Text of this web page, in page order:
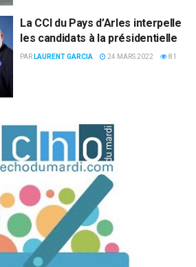
La CCI du Pays d’Arles interpelle
les candidats à la présidentielle
PAR LAURENT GARCIA 24 MARS 2022 81